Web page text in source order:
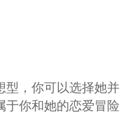
型，你可以选择她并
于你和她的恋爱冒险